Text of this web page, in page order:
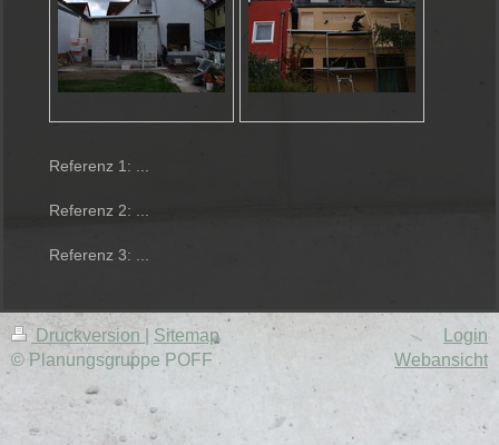
Referenz 1: ...
Referenz 2: ...
Referenz 3: ...
Druckversion
Sitemap
© Planungsgruppe POFF
Login
Webansicht